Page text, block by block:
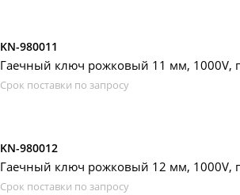
KN-980011
Гаечный ключ рожковый 11 мм, 1000V,
Срок поставки по запросу
KN-980012
Гаечный ключ рожковый 12 мм, 1000V,
Срок поставки по запросу